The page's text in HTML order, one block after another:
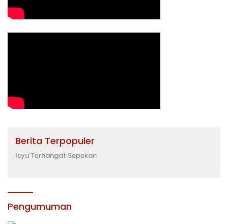
Berita Terpopuler
Isyu Terhangat Sepekan
Pengumuman